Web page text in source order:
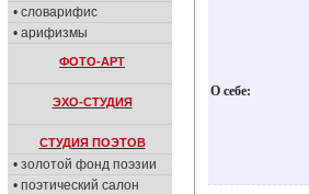
• словарифис
• арифизмы
ФОТО-АРТ
ЭХО-СТУДИЯ
СТУДИЯ ПОЭТОВ
• золотой фонд поэзии
• поэтический салон
О себе: